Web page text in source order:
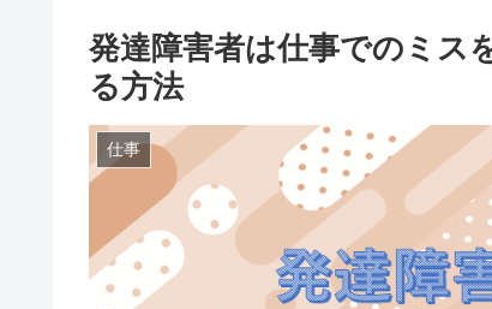
発達障害者は仕事でのミス
る方法
仕事